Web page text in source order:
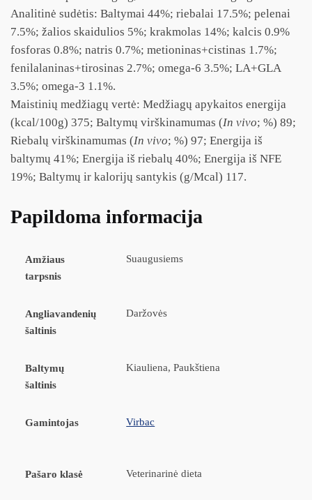
Analitinė sudėtis: Baltymai 44%; riebalai 17.5%; pelenai
7.5%; žalios skaidulios 5%; krakmolas 14%; kalcis 0.9%
fosforas 0.8%; natris 0.7%; metioninas+cistinas 1.7%;
fenilalaninas+tirosinas 2.7%; omega-6 3.5%; LA+GLA
3.5%; omega-3 1.1%.
Maistinių medžiagų vertė: Medžiagų apykaitos energija
(kcal/100g) 375; Baltymų virškinamumas (In vivo; %) 89;
Riebalų virškinamumas (In vivo; %) 97; Energija iš
baltymų 41%; Energija iš riebalų 40%; Energija iš NFE
19%; Baltymų ir kalorijų santykis (g/Mcal) 117.
Papildoma informacija
Amžiaus
tarpsnis
Suaugusiems
Angliavandenių
šaltinis
Daržovės
Baltymų
šaltinis
Kiauliena, Paukštiena
Gamintojas Virbac
Pašaro klasė Veterinarinė dieta